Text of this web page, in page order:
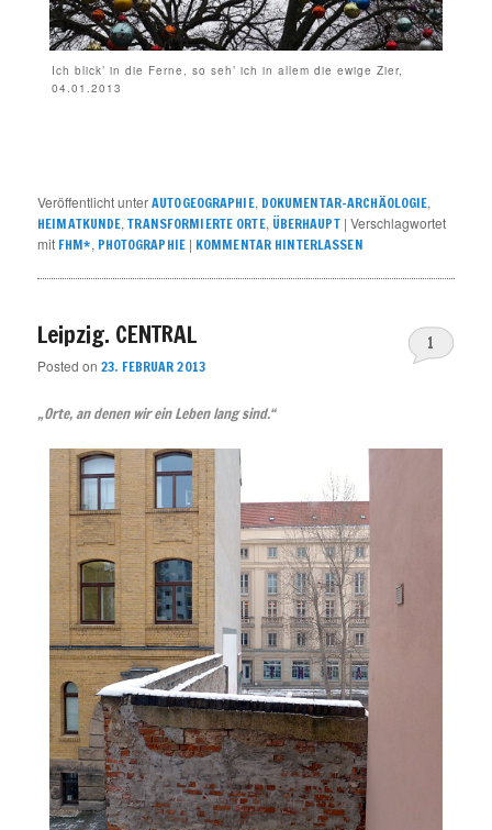
Ich blick’ in die Ferne, so seh’ ich in allem die ewige Zier,
04.01.2013
Veröffentlicht unterAUTOGEOGRAPHIE, DOKUMENTAR-ARCHÄOLOGIE,
HEIMATKUNDE,TRANSFORMIERTE ORTE, ÜBERHAUPT | Verschlagwortet
mit FHM*, PHOTOGRAPHIE | KOMMENTAR HINTERLASSEN
Leipzig. CENTRAL
Posted on23. FEBRUAR 2013
1
„Orte, an denen wir ein Leben lang sind.“